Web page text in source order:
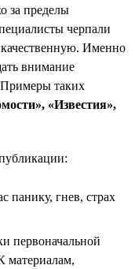
за пределы
черпали
Именно
внимание
таких
«Известия»,
панику, гнев, страх
первоначальной
материалам,